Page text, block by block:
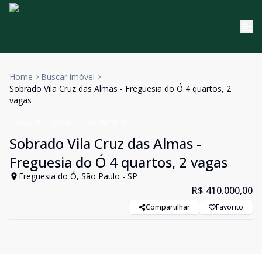
Home
Buscar imóvel
Sobrado Vila Cruz das Almas - Freguesia do Ó 4 quartos, 2
vagas
Sobrado Vila Cruz das Almas -
Freguesia do Ó 4 quartos, 2 vagas
Freguesia do Ó, São Paulo - SP
R$ 410.000,00
Compartilhar Favorito